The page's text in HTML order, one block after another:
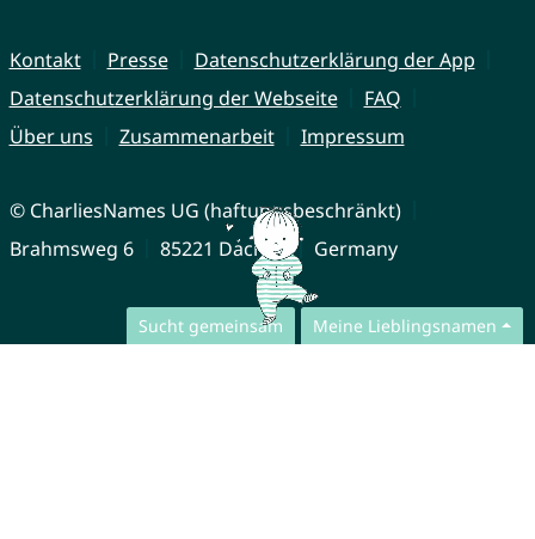
Sucht gemeinsam Meine Lieblingsnamen
Kontakt Presse
Datenschutzerklärung der App
Datenschutzerklärung der Webseite
FAQ
Über uns
Zusammenarbeit Impressum
© CharliesNames UG (haftungsbeschränkt)
Brahmsweg 6
85221 Dachau Germany